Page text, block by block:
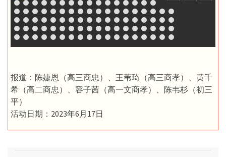
报道：陈婕恩（高三商忠）、王苇琦（高三商孝）、黄千
希（高二商忠）、容子茜（高一文商孝）、陈韦杉（初三
平）
活动日期：2023年6月17日